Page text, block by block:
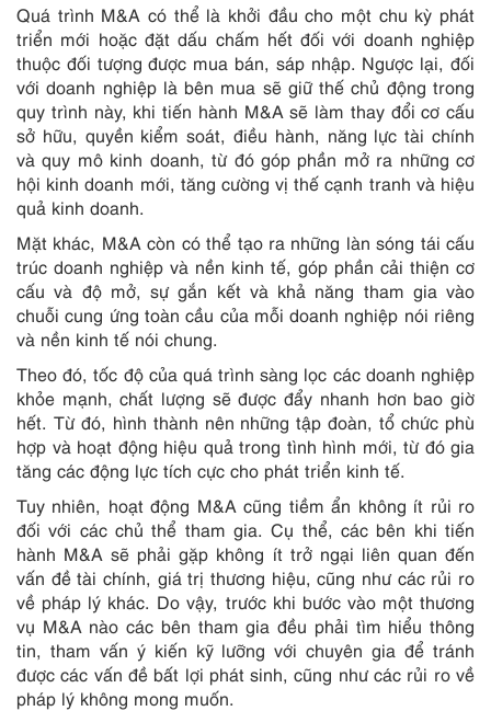
Quá trình M&A có thể là khởi đầu cho một chu kỳ phát
triển mới hoặc đặt dấu chấm hết đối với doanh nghiệp
thuộc đối tượng được mua bán, sáp nhập. Ngược lại, đối
với doanh nghiệp là bên mua sẽ giữ thế chủ động trong
quy trình này, khi tiến hành M&A sẽ làm thay đổi cơ cấu
sở hữu, quyền kiểm soát, điều hành, năng lực tài chính
và quy mô kinh doanh, từ đó góp phần mở ra những cơ
hội kinh doanh mới, tăng cường vị thế cạnh tranh và hiệu
quả kinh doanh.
Mặt khác, M&A còn có thể tạo ra những làn sóng tái cấu
trúc doanh nghiệp và nền kinh tế, góp phần cải thiện cơ
cấu và độ mở, sự gắn kết và khả năng tham gia vào
chuỗi cung ứng toàn cầu của mỗi doanh nghiệp nói riêng
và nền kinh tế nói chung.
Theo đó, tốc độ của quá trình sàng lọc các doanh nghiệp
khỏe mạnh, chất lượng sẽ được đẩy nhanh hơn bao giờ
hết. Từ đó, hình thành nên những tập đoàn, tổ chức phù
hợp và hoạt động hiệu quả trong tình hình mới, từ đó gia
tăng các động lực tích cực cho phát triển kinh tế.
Tuy nhiên, hoạt động M&A cũng tiềm ẩn không ít rủi ro
đối với các chủ thể tham gia. Cụ thể, các bên khi tiến
hành M&A sẽ phải gặp không ít trở ngại liên quan đến
vấn đề tài chính, giá trị thương hiệu, cũng như các rủi ro
về pháp lý khác. Do vậy, trước khi bước vào một thương
vụ M&A nào các bên tham gia đều phải tìm hiểu thông
tin, tham vấn ý kiến kỹ lưỡng với chuyên gia để tránh
được các vấn đề bất lợi phát sinh, cũng như các rủi ro về
pháp lý không mong muốn.